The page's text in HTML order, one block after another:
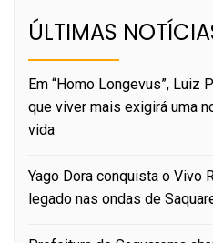
ÚLTIMAS
Em “Homo Longevus”, Luiz
que viver mais exigirá uma
vida
Yago Dora conquista o Vivo
legado nas ondas de